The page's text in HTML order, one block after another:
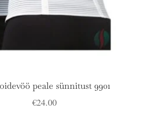
peale sünnitust 9901
€24.00